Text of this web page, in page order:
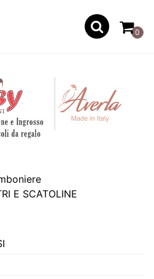
0
E SCATOLINE